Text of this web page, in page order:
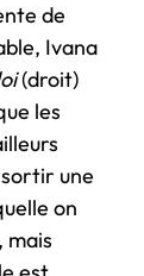
de
Ivana
(droit)
les
une
on
mais